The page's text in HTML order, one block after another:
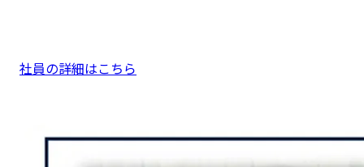
社員の詳細はこちら